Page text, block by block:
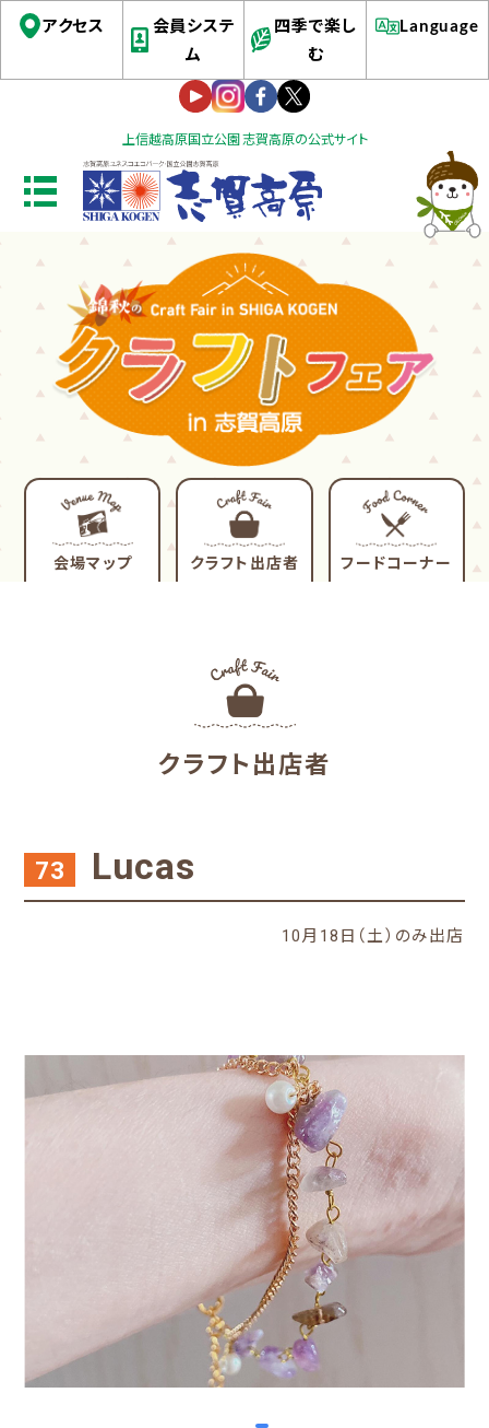
上信越高原国立公園 志賀高原の公式サイト
アクセス
会員システ
ム
四季で楽し
む
Language
会場マップ クラフト出店者 フードコーナー
クラフト出店者
73 Lucas
10月18日（土）のみ出店